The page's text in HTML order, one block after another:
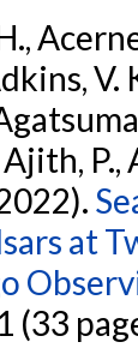
V.
P.,
at
(33